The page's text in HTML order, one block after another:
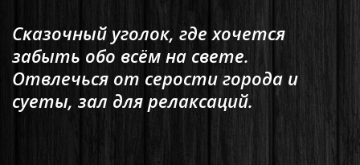
Сказочный уголок, где хочется
забыть обо всём на свете.
Отвлечься от серости города и
суеты, зал для релаксаций.